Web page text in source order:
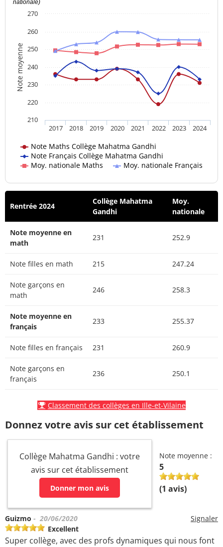
Note moyenne
nationale)
Note Maths Collège Mahatma Gandhi
Note Français Collège Mahatma Gandhi
Moy. nationale Maths
Moy. nationale Français
2017 2018 2019 2020 2021 2022 2023 2024
210
220
230
240
250
260
270
Rentrée 2024
Collège Mahatma
Gandhi
Moy.
nationale
Note moyenne en
math
231 252.9
Note filles en math 215 247.24
Note garçons en
math
246 258.3
Note moyenne en
français
233 255.37
Note filles en français 231 260.9
Note garçons en
français
236 250.1
Classement des collèges en Ille-et-Vilaine
Donnez votre avis sur cet établissement
Collège Mahatma Gandhi : votre
avis sur cet établissement
Donner mon avis
Note moyenne :
5
(1 avis)
Signaler
Guizmo - 20/06/2020
Excellent
Super collège, avec des profs dynamiques qui nous font